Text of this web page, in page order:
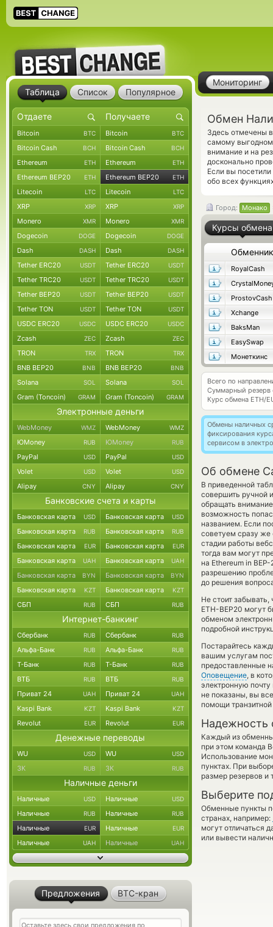
Мониторинг
Обмен
Здесь отмечены
самому
внимание и на
досконально
Если вы
обо всех
Город: Монако
Курсы обмена
Обменник
RoyalCash
ProstovCash
Xchange
BaksMan
EasySwap
Монеткинс
Всего по
Суммарный резерв
Курс обмена ETH/
Обмены наличных
фиксирования
сервисом в
Об обмене
В приведенной
совершить ручной
обращать
возможность
названием. Если
советуем сразу же
стадии работы
тогда вам могут
на Ethereum in
разрешению
до решения
Не стоит
ETH-BEP20 могут
обменом
подробной
Постарайтесь
вашим услугам
предоставленные
Оповещение, в
электронную
не показаны, вы
помощи
Надежность
Каждый из
при этом команда
Использование
пунктах. При
размер резервов и
Выберите
Обменные пункты
странах, например:
могут отличаться
или вывести
Таблица Список Популярное
Bitcoin BTC Bitcoin BTC
Bitcoin Cash BCH Bitcoin Cash BCH
Ethereum ETH Ethereum ETH
Ethereum BEP20 ETH Ethereum BEP20 ETH
Litecoin LTC Litecoin LTC
XRP XRP XRP XRP
Monero XMR Monero XMR
Dogecoin DOGE Dogecoin DOGE
Dash DASH Dash DASH
Tether ERC20 USDT Tether ERC20 USDT
Tether TRC20 USDT Tether TRC20 USDT
Tether BEP20 USDT Tether BEP20 USDT
Tether TON USDT Tether TON USDT
USDC ERC20 USDC USDC ERC20 USDC
Zcash ZEC Zcash ZEC
TRON TRX TRON TRX
BNB BEP20 BNB BNB BEP20 BNB
Solana SOL Solana SOL
Gram (Toncoin) GRAM Gram (Toncoin) GRAM
Электронные деньги
WebMoney WMZ WebMoney WMZ
ЮMoney RUB ЮMoney RUB
PayPal USD PayPal USD
Volet USD Volet USD
Alipay CNY Alipay CNY
Банковские счета и карты
Банковская карта USD Банковская карта USD
Банковская карта RUB Банковская карта RUB
Банковская карта EUR Банковская карта EUR
Банковская карта UAH Банковская карта UAH
Банковская карта BYN Банковская карта BYN
Банковская карта KZT Банковская карта KZT
СБП RUB СБП RUB
Интернет-банкинг
Сбербанк RUB Сбербанк RUB
Альфа-Банк RUB Альфа-Банк RUB
Т-Банк RUB Т-Банк RUB
ВТБ RUB ВТБ RUB
Приват 24 UAH Приват 24 UAH
Kaspi Bank KZT Kaspi Bank KZT
Revolut EUR Revolut EUR
Денежные переводы
WU USD WU USD
ЗК RUB ЗК RUB
Наличные деньги
Наличные USD Наличные USD
Наличные RUB Наличные RUB
Наличные EUR Наличные EUR
Наличные UAH Наличные UAH
Предложения BTC-кран